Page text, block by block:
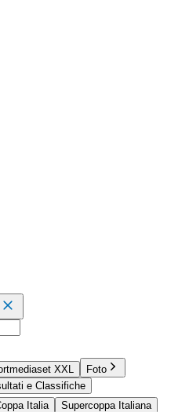
XXL
Foto
e Classifiche
Italia
Supercoppa Italiana